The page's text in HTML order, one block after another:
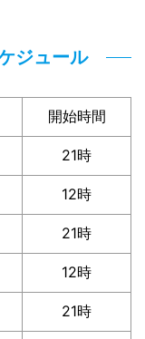
ジュール
開始時間
21時
12時
21時
12時
21時